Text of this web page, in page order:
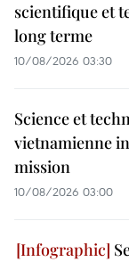
scientifique et
long terme
10/08/2026 03:30
Science et
vietnamienne
mission
10/08/2026 03:00